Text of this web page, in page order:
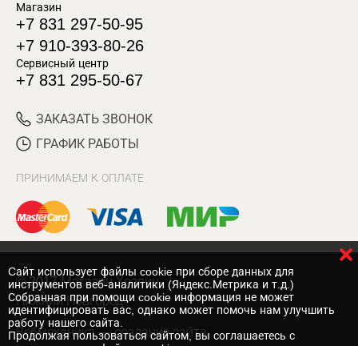
Магазин
+7 831 297-50-95
+7 910-393-80-26
Сервисный центр
+7 831 295-50-67
ЗАКАЗАТЬ ЗВОНОК
ГРАФИК РАБОТЫ
ПРИНИМАЕМ К ОПЛАТЕ
© 2017 Магазин Хозяин
Нижний Новгород
Вебмеханика — создание сайта
Cайт использует файлы cookie при сборе данных для
инструментов веб-аналитики (Яндекс.Метрика и т.д.)
Собранная при помощи cookie информация не может
идентифицировать вас, однако может помочь нам улучшить
работу нашего сайта.
Продолжая пользоваться сайтом, вы соглашаетесь с